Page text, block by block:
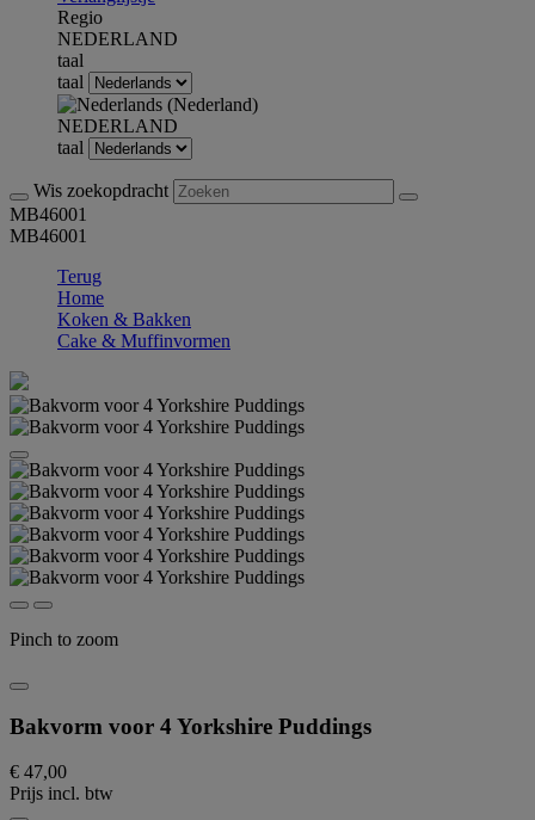
Regio
NEDERLAND
taal
taal
NEDERLAND
taal
Wis zoekopdracht
MB46001
MB46001
Terug
Home
Koken & Bakken
Cake & Muffinvormen
Pinch to zoom
Bakvorm voor 4 Yorkshire Puddings
€ 47,00
Prijs incl. btw